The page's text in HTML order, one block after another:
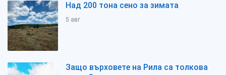
Над 200 тона сено за зимата
5 авг
Защо върховете на Рила са толкова